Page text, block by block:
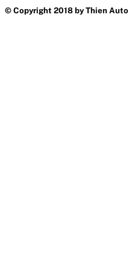
© Copyright 2018 by Thien Auto